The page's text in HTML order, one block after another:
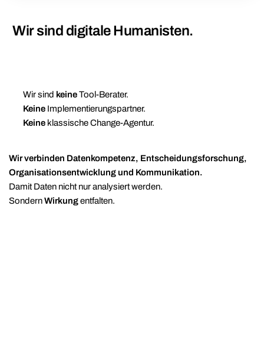
Wir sind digitale Humanisten.
Wir sind keineTool-Berater.
Keine Implementierungspartner.
Keine klassische Change-Agentur.
Wir verbinden Datenkompetenz, Entscheidungsforschung,
Organisationsentwicklung und Kommunikation.
Damit Daten nicht nur analysiert werden.
SondernWirkungentfalten.